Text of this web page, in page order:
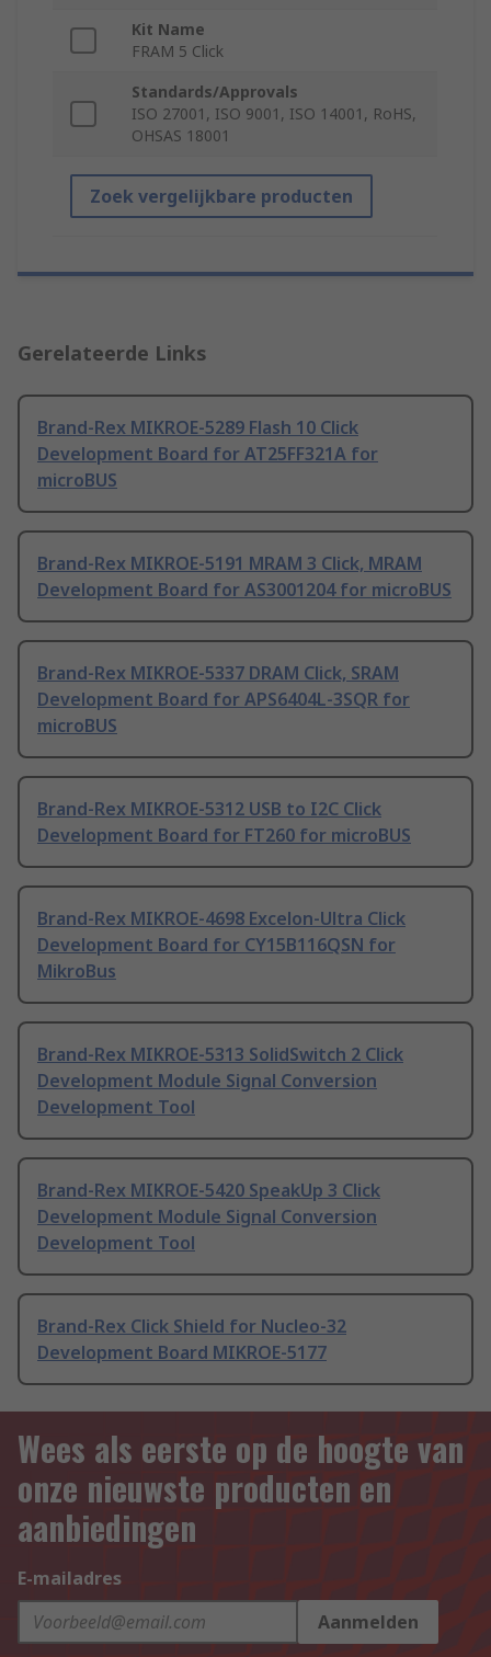
Kit Name
FRAM 5 Click
Standards/Approvals
ISO 27001, ISO 9001, ISO 14001, RoHS,
OHSAS 18001
Zoek vergelijkbare producten
Gerelateerde Links
Brand-Rex MIKROE-5289 Flash 10 Click
Development Board for AT25FF321A for
microBUS
Brand-Rex MIKROE-5191 MRAM 3 Click, MRAM
Development Board for AS3001204 for microBUS
Brand-Rex MIKROE-5337 DRAM Click, SRAM
Development Board for APS6404L-3SQR for
microBUS
Brand-Rex MIKROE-5312 USB to I2C Click
Development Board for FT260 for microBUS
Brand-Rex MIKROE-4698 Excelon-Ultra Click
Development Board for CY15B116QSN for
MikroBus
Brand-Rex MIKROE-5313 SolidSwitch 2 Click
Development Module Signal Conversion
Development Tool
Brand-Rex MIKROE-5420 SpeakUp 3 Click
Development Module Signal Conversion
Development Tool
Brand-Rex Click Shield for Nucleo-32
Development Board MIKROE-5177
Wees als eerste op de hoogte van
onze nieuwste producten en
aanbiedingen
E-mailadres
Aanmelden